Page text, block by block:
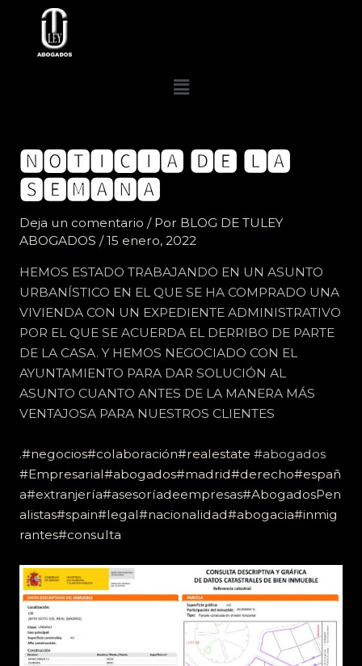
contenido
Menú
🅽🅾🆃🅸🅲🅸🅰 🅳🅴 🅻🅰
🆂🅴🅼🅰🅽🅰
Deja un comentario / Por BLOG DE TULEY
ABOGADOS /15 enero, 2022
HEMOS ESTADO TRABAJANDO EN UN ASUNTO
URBANÍSTICO EN EL QUE SE HA COMPRADO UNA
VIVIENDA CON UN EXPEDIENTE ADMINISTRATIVO
POR EL QUE SE ACUERDA EL DERRIBO DE PARTE
DE LA CASA. Y HEMOS NEGOCIADO CON EL
AYUNTAMIENTO PARA DAR SOLUCIÓN AL
ASUNTO CUANTO ANTES DE LA MANERA MÁS
VENTAJOSA PARA NUESTROS CLIENTES
.#negocios#colaboración#realestate #abogados
#Empresarial#abogados#madrid#derecho#españ
a#extranjería#asesoríadeempresas#AbogadosPen
alistas#spain#legal#nacionalidad#abogacia#inmig
rantes#consulta